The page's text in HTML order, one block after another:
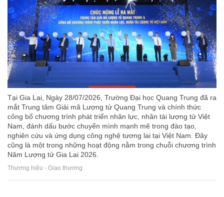
Tại Gia Lai, Ngày 28/07/2026, Trường Đại học Quang Trung đã ra
mắt Trung tâm Giải mã Lượng tử Quang Trung và chính thức
công bố chương trình phát triển nhân lực, nhân tài lượng tử Việt
Nam, đánh dấu bước chuyển mình mạnh mẽ trong đào tạo,
nghiên cứu và ứng dụng công nghệ tương lai tại Việt Nam. Đây
cũng là một trong những hoạt động nằm trong chuỗi chương trình
Năm Lượng tử Gia Lai 2026.
Thương hiệu - Giao thương